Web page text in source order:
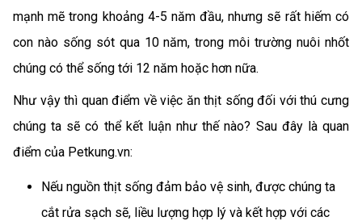
mạnh mẽ trong khoảng 4-5 năm đầu, nhưng sẽ rất hiếm có
con nào sống sót qua 10 năm, trong môi trường nuôi nhốt
chúng có thể sống tới 12 năm hoặc hơn nữa.
Như vậy thì quan điểm về việc ăn thịt sống đối với thú cưng
chúng ta sẽ có thể kết luận như thế nào? Sau đây là quan
điểm của Petkung.vn:
Nếu nguồn thịt sống đảm bảo vệ sinh, được chúng ta
cắt rửa sạch sẽ, liều lượng hợp lý và kết hợp với các